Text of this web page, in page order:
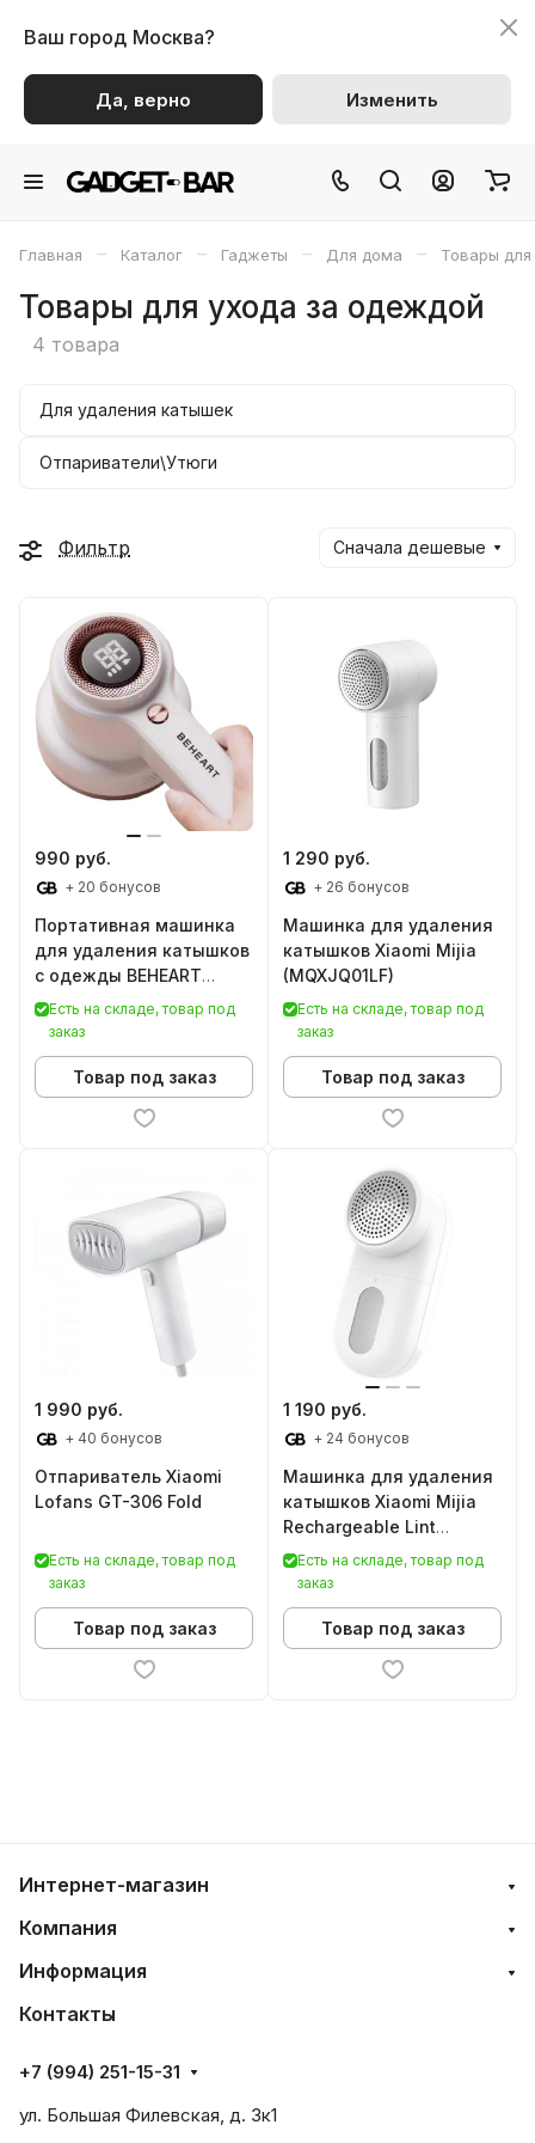
Ваш город Москва?
Да, верно Изменить
Главная – Каталог – Гаджеты – Для дома – Товары
Товары для ухода за одеждой
4 товара
Для удаления катышек
Отпариватели\Утюги
Фильтр Сначала дешевые
990 руб.
+ 20 бонусов
Портативная машинка
для удаления катышков
с одежды BEHEART
(MQ10)
Есть на складе, товар под
заказ
Товар под заказ
1 290 руб.
+ 26 бонусов
Машинка для удаления
катышков Xiaomi Mijia
(MQXJQ01LF)
Есть на складе, товар под
заказ
Товар под заказ
1 990 руб.
+ 40 бонусов
Отпариватель Xiaomi
Lofans GT-306 Fold
Есть на складе, товар под
заказ
Товар под заказ
1 190 руб.
+ 24 бонусов
Машинка для удаления
катышков Xiaomi Mijia
Rechargeable Lint
Remover (MQXJQ01KL)
Есть на складе, товар под
заказ
Товар под заказ
Интернет-магазин
Компания
Информация
Контакты
+7 (994) 251-15-31
ул. Большая Филевская, д. 3к1